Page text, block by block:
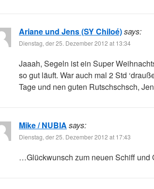
Ariane und Jens (SY Chiloé)says:
Dienstag, der 25. Dezember 2012 at 13:34
Jaaah, Segeln ist ein Super
so gut läuft. War auch mal 2 Std
Tage und nen guten Rutschschsch,
Mike / NUBIA says:
Dienstag, der 25. Dezember 2012 at 17:43
…Glückwunsch zum neuen Schiff und